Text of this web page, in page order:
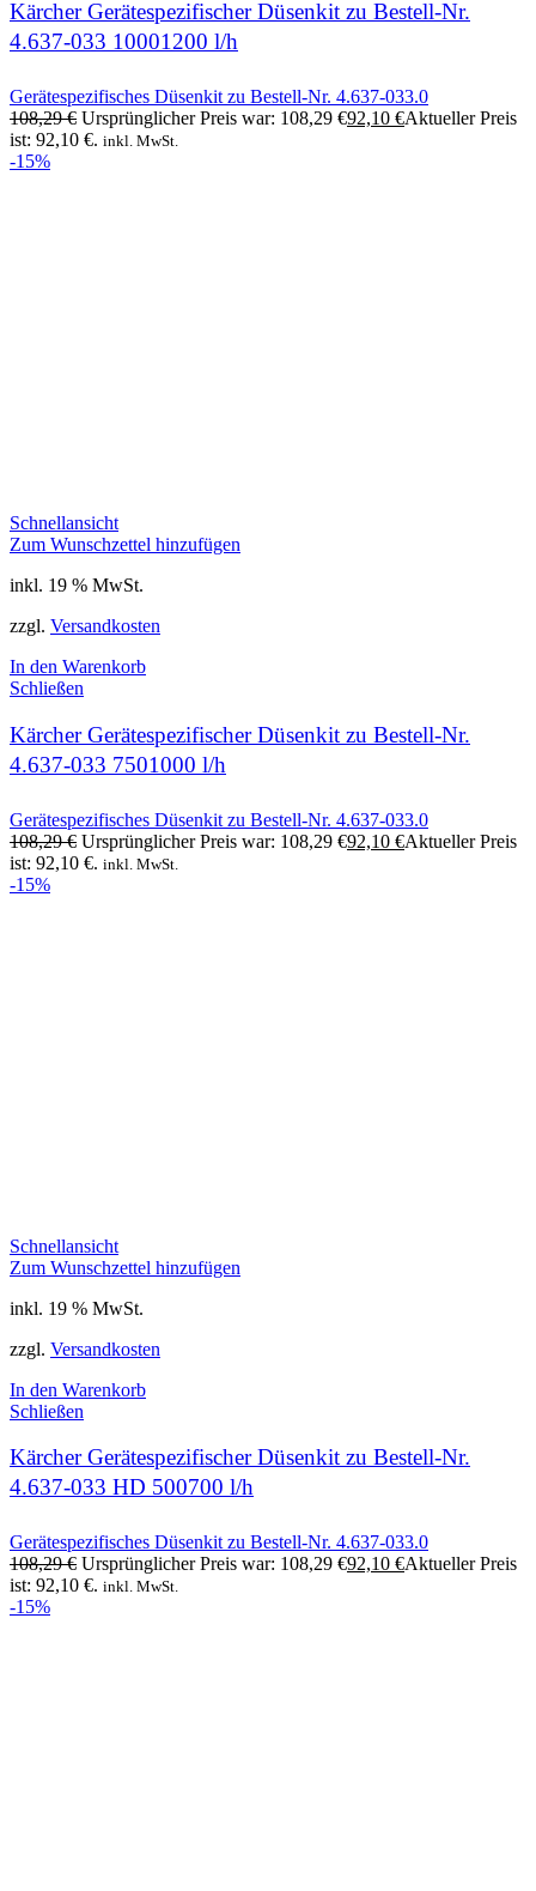
Kärcher Gerätespezifischer Düsenkit zu Bestell-Nr.
4.637-033 10001200 l/h
Gerätespezifisches Düsenkit zu Bestell-Nr. 4.637-033.0
108,29€ Ursprünglicher Preis war: 108,29 €92,10 €Aktueller Preis
ist: 92,10 €. inkl. MwSt.
-15%
Schnellansicht
Zum Wunschzettel hinzufügen
inkl. 19 % MwSt.
zzgl. Versandkosten
In den Warenkorb
Schließen
Kärcher Gerätespezifischer Düsenkit zu Bestell-Nr.
4.637-033 7501000 l/h
Gerätespezifisches Düsenkit zu Bestell-Nr. 4.637-033.0
108,29€ Ursprünglicher Preis war: 108,29 €92,10 €Aktueller Preis
ist: 92,10 €. inkl. MwSt.
-15%
Schnellansicht
Zum Wunschzettel hinzufügen
inkl. 19 % MwSt.
zzgl. Versandkosten
In den Warenkorb
Schließen
Kärcher Gerätespezifischer Düsenkit zu Bestell-Nr.
4.637-033 HD 500700 l/h
Gerätespezifisches Düsenkit zu Bestell-Nr. 4.637-033.0
108,29€ Ursprünglicher Preis war: 108,29 €92,10 €Aktueller Preis
ist: 92,10 €. inkl. MwSt.
-15%